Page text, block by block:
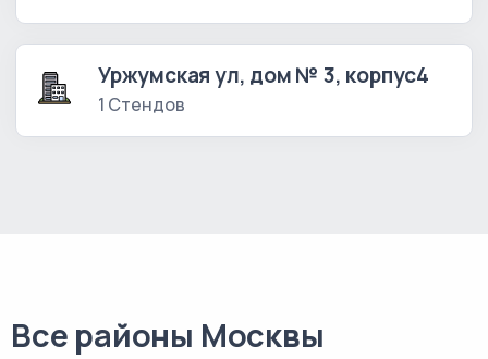
Уржумская ул, дом № 3, корпус4
1 Стендов
Все районы Москвы